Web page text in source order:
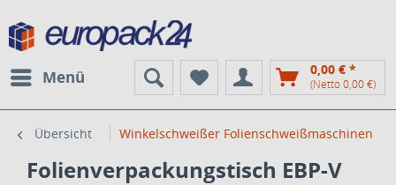
Menü 0,00 € *
(Netto 0,00 €)
Übersicht Winkelschweißer Folienschweißmaschinen
Folienverpackungstisch EBP-V